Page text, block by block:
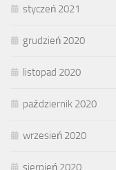
styczeń 2021
grudzień 2020
listopad 2020
październik 2020
wrzesień 2020